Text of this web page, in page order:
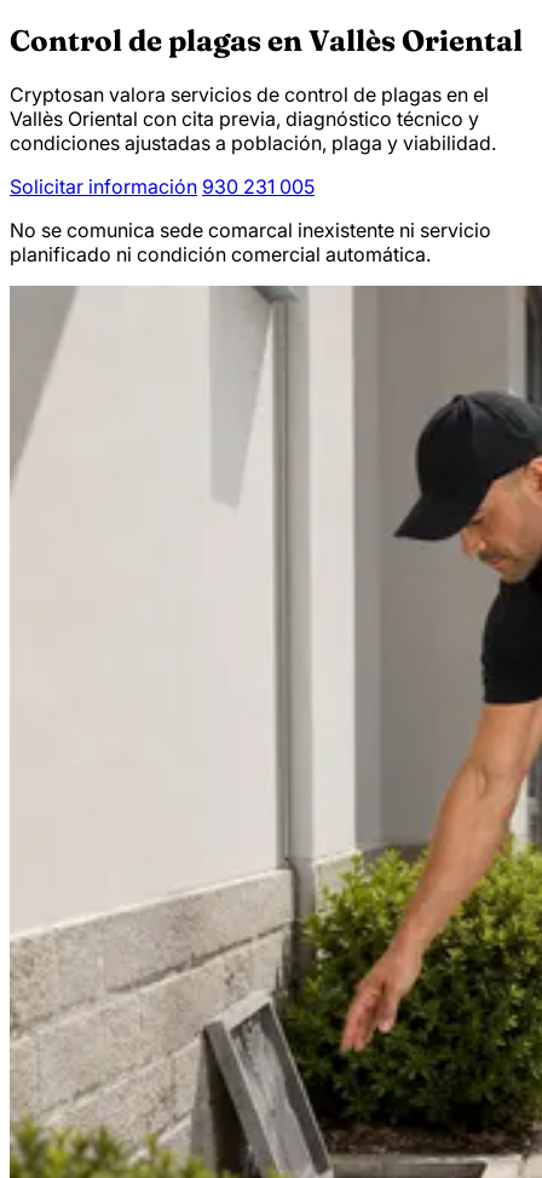
Control de plagas en Vallès Oriental
Cryptosan valora servicios de control de plagas en el
Vallès Oriental con cita previa, diagnóstico técnico y
condiciones ajustadas a población, plaga y viabilidad.
Solicitar información 930 231 005
No se comunica sede comarcal inexistente ni servicio
planificado ni condición comercial automática.